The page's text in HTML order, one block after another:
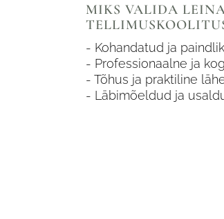
MIKS VALIDA
- Kohandatud ja
- Professionaalne ja
- Tõhus ja praktiline
- Läbimõeldud ja